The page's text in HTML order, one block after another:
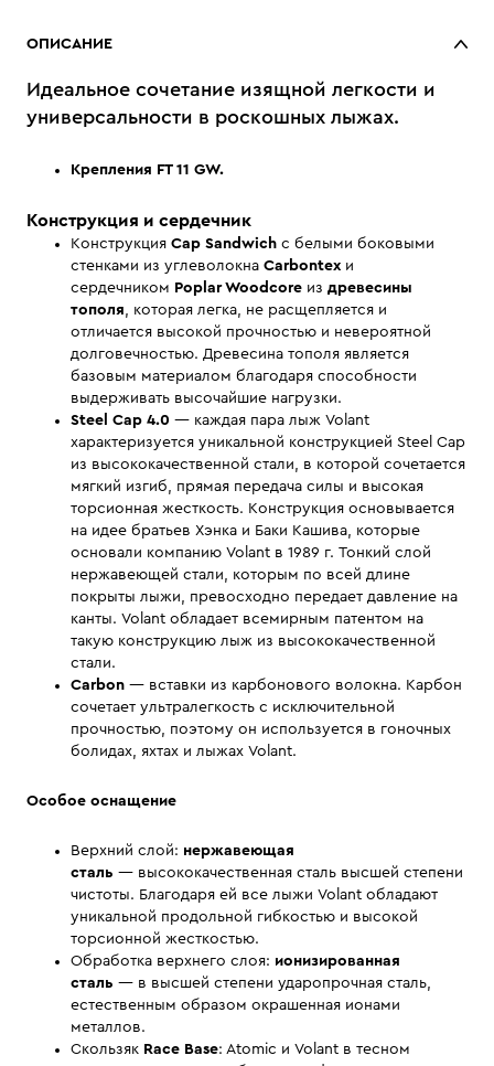
ОПИСАНИЕ
Идеальное сочетание изящной легкости и
универсальности в роскошных лыжах.
Крепления FT 11 GW.
Конструкция и сердечник
Конструкция Cap Sandwich с белыми боковыми
стенками из углеволокна Carbontex и
сердечником Poplar Woodcore из древесины
тополя, которая легка, не расщепляется и
отличается высокой прочностью и невероятной
долговечностью. Древесина тополя является
базовым материалом благодаря способности
выдерживать высочайшие нагрузки.
Steel Cap 4.0 — каждая пара лыж Volant
характеризуется уникальной конструкцией Steel Cap
из высококачественной стали, в которой сочетается
мягкий изгиб, прямая передача силы и высокая
торсионная жесткость. Конструкция основывается
на идее братьев Хэнка и Баки Кашива, которые
основали компанию Volant в 1989 г. Тонкий слой
нержавеющей стали, которым по всей длине
покрыты лыжи, превосходно передает давление на
канты. Volant обладает всемирным патентом на
такую конструкцию лыж из высококачественной
стали.
Carbon — вставки из карбонового волокна. Карбон
сочетает ультралегкость с исключительной
прочностью, поэтому он используется в гоночных
болидах, яхтах и лыжах Volant.
Особое оснащение
Верхний слой: нержавеющая
сталь — высококачественная сталь высшей степени
чистоты. Благодаря ей все лыжи Volant обладают
уникальной продольной гибкостью и высокой
торсионной жесткостью.
Обработка верхнего слоя: ионизированная
сталь — в высшей степени ударопрочная сталь,
естественным образом окрашенная ионами
металлов.
Скользяк Race Base: Atomic и Volant в тесном